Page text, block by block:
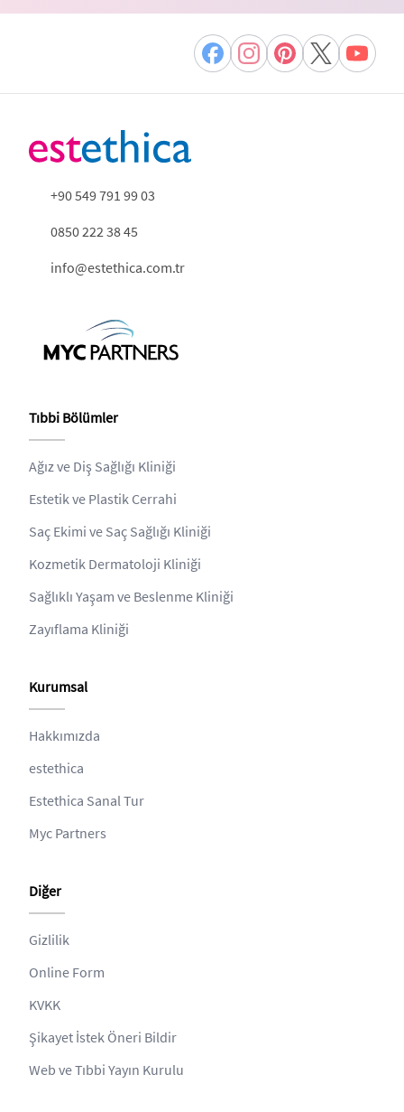
+90 549 791 99 03
0850 222 38 45
info@estethica.com.tr
Tıbbi Bölümler
Ağız ve Diş Sağlığı Kliniği
Estetik ve Plastik Cerrahi
Saç Ekimi ve Saç Sağlığı Kliniği
Kozmetik Dermatoloji Kliniği
Sağlıklı Yaşam ve Beslenme Kliniği
Zayıflama Kliniği
Kurumsal
Hakkımızda
estethica
Estethica Sanal Tur
Myc Partners
Diğer
Gizlilik
Online Form
KVKK
Şikayet İstek Öneri Bildir
Web ve Tıbbi Yayın Kurulu